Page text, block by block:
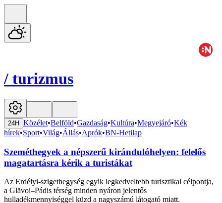
/ turizmus
24H Közélet•Belföld•Gazdaság•Kultúra•Megyejáró•Kék
hírek•Sport•Világ•Állás•Aprók•BN-Hetilap
Szeméthegyek a népszerű kirándulóhelyen: felelős
magatartásra kérik a turistákat
Az Erdélyi-szigethegység egyik legkedveltebb turisztikai célpontja,
a Glăvoi–Pádis térség minden nyáron jelentős
hulladékmennyiséggel küzd a nagyszámú látogató miatt.